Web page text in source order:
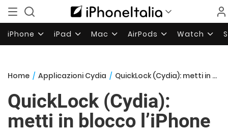
iPhone iPad Mac AirPods Watch
Home / Applicazioni Cydia / QuickLock (Cydia): metti in blocco l’iPhone tramite icona
QuickLock (Cydia):
metti in blocco l’iPhone